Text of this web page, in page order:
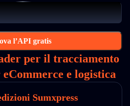
l’API gratis
per il tracciamento
eCommerce e logistica
Sumxpress